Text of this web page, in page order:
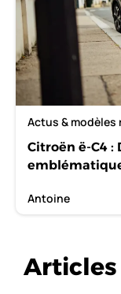
Actus & modèles
Citroën ë-C4
Antoine